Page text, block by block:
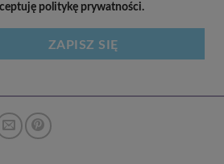
politykę prywatności.
ZAPISZ SIĘ